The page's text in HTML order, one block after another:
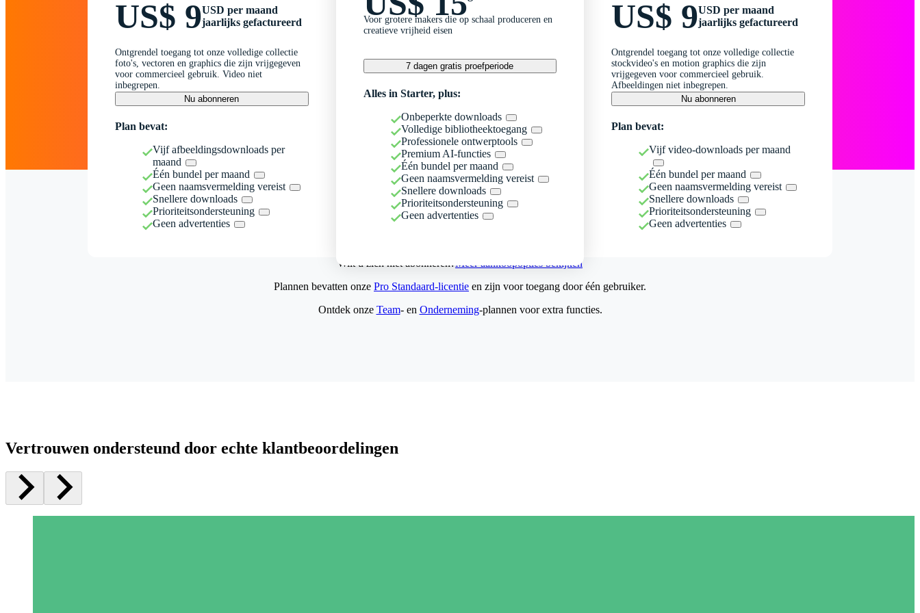
US$ 9USD per maand
jaarlijks gefactureerd
Ontgrendel toegang tot onze volledige collectie
foto's, vectoren en graphics die zijn vrijgegeven
voor commercieel gebruik. Video niet
inbegrepen.
Nu abonneren
Plan bevat:
Vijf afbeeldingsdownloads per
maand
Één bundel per maand
Geen naamsvermelding vereist
Snellere downloads
Prioriteitsondersteuning
Geen advertenties
Voor grotere makers die op schaal produceren en
creatieve vrijheid eisen
7 dagen gratis proefperiode
Alles in Starter, plus:
Onbeperkte downloads
Volledige bibliotheektoegang
Professionele ontwerptools
Premium AI-functies
Één bundel per maand
Geen naamsvermelding vereist
Snellere downloads
Prioriteitsondersteuning
Geen advertenties
US$ 9USD per maand
jaarlijks gefactureerd
Ontgrendel toegang tot onze volledige collectie
stockvideo's en motion graphics die zijn
vrijgegeven voor commercieel gebruik.
Afbeeldingen niet inbegrepen.
Nu abonneren
Plan bevat:
Vijf video-downloads per maand
Één bundel per maand
Geen naamsvermelding vereist
Snellere downloads
Prioriteitsondersteuning
Geen advertenties
Wilt u zich niet abonneren?Meer aankoopopties bekijken
Plannen bevatten onze Pro Standaard-licentie en zijn voor toegang door één gebruiker.
Ontdek onze Team- en Onderneming-plannen voor extra functies.
Vertrouwen ondersteund door echte klantbeoordelingen